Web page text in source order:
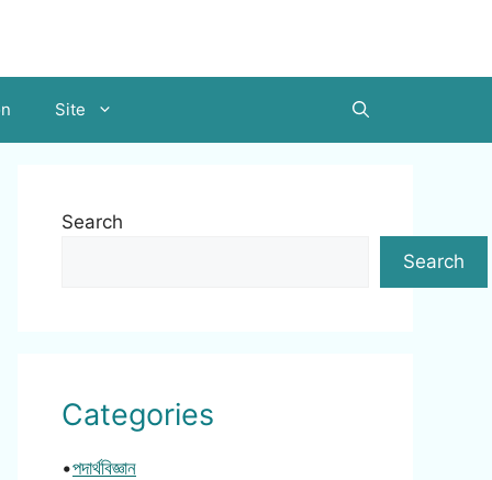
Site
Search
Search
Categories
•পদার্থবিজ্ঞান